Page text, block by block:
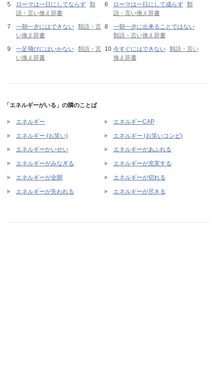
ローマは一日にしてならず 類
語・言い換え辞書
ローマは一日にして成らず 類
語・言い換え辞書
一朝一夕にはできない 類語・言
い換え辞書
一朝一夕に出来ることではない
類語・言い換え辞書
一足飛びにはいかない 類語・言
い換え辞書
今すぐにはできない 類語・言い
換え辞書
「エネルギーがいる」の隣のことば
エネルギー エネルギーCAP
エネルギー (お笑い) エネルギー (お笑いコンビ)
エネルギーかいせい エネルギーがあふれる
エネルギーがみなぎる エネルギーが充実する
エネルギーが全開 エネルギーが切れる
エネルギーが失われる エネルギーが尽きる